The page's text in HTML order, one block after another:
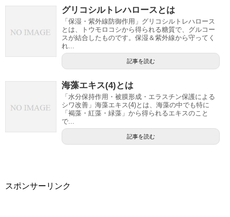
グリコシルトレハロースとは
「保湿・紫外線防御作用」グリコシルトレハロース
とは、トウモロコシから得られる糖質で、グルコー
スが結合したものです。保湿＆紫外線から守ってく
れ...
記事を読む
海藻エキス(4)とは
「水分保持作用・被膜形成・エラスチン保護による
シワ改善」海藻エキス(4)とは、海藻の中でも特に
「褐藻・紅藻・緑藻」から得られるエキスのこと
で...
記事を読む
スポンサーリンク